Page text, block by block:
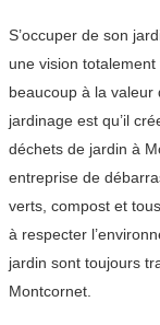
S’occuper de son
une vision
beaucoup à la valeur
jardinage est qu’il
déchets de jardin à
entreprise de
verts, compost et
à respecter
jardin sont toujours
Montcornet.